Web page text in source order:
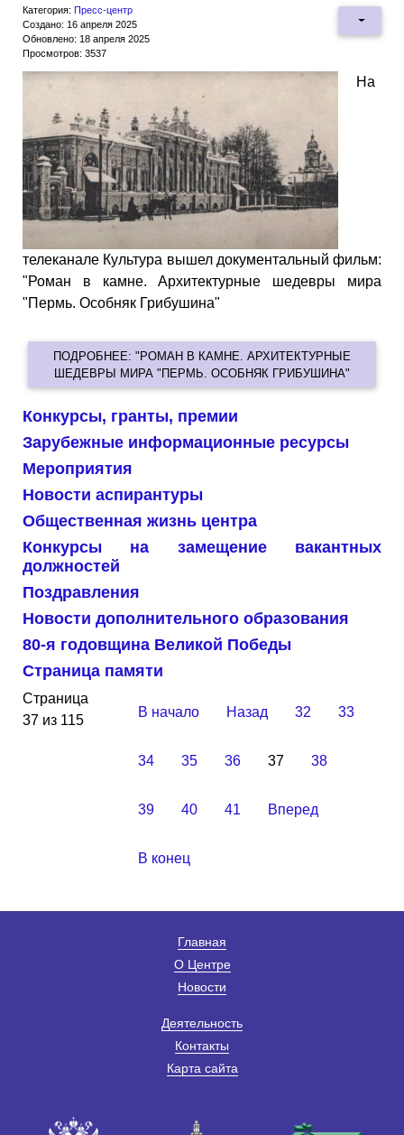
Категория: Пресс-центр
Создано: 16 апреля 2025
Обновлено: 18 апреля 2025
Просмотров: 3537
На
телеканале Культура вышел документальный фильм:
"Роман в камне. Архитектурные шедевры мира
"Пермь. Особняк Грибушина"
ПОДРОБНЕЕ: "РОМАН В КАМНЕ. АРХИТЕКТУРНЫЕ
ШЕДЕВРЫ МИРА "ПЕРМЬ. ОСОБНЯК ГРИБУШИНА"
Конкурсы, гранты, премии
Зарубежные информационные ресурсы
Мероприятия
Новости аспирантуры
Общественная жизнь центра
Конкурсы на замещение вакантных
должностей
Поздравления
Новости дополнительного образования
80-я годовщина Великой Победы
Страница памяти
Страница
37 из 115
В начало Назад 32 33
34 35 36 37 38
39 40 41 Вперед
В конец
Главная
О Центре
Новости
Деятельность
Контакты
Карта сайта